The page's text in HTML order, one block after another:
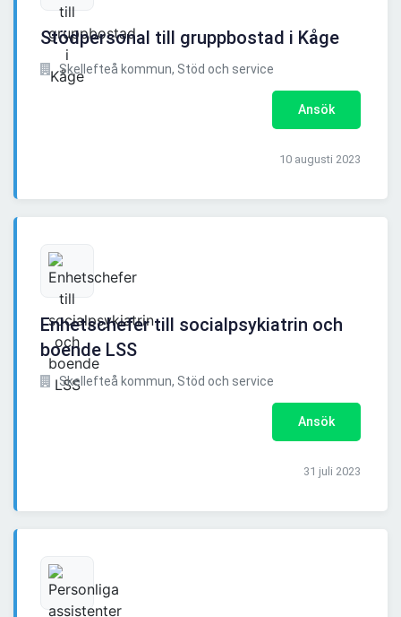
Stödpersonal till gruppbostad i Kåge
Skellefteå kommun, Stöd och service
Ansök
10 augusti 2023
Enhetschefer till socialpsykiatrin och
boende LSS
Skellefteå kommun, Stöd och service
Ansök
31 juli 2023